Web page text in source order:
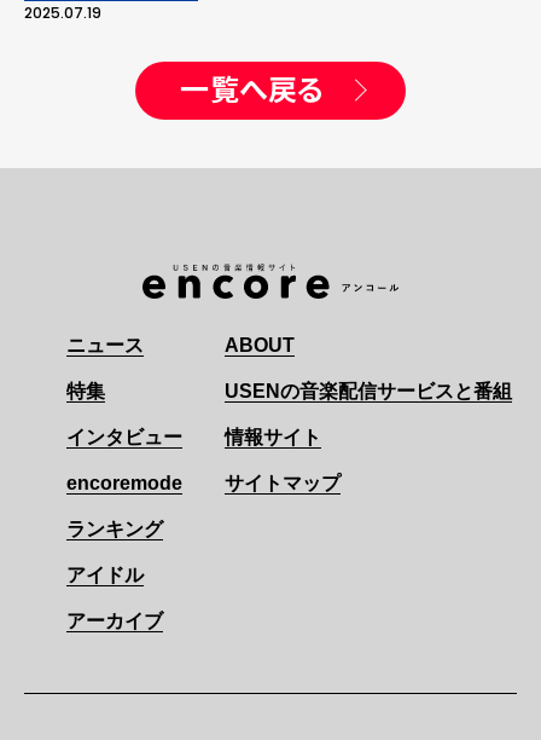
2025.07.19
一覧へ戻る
ニュース
特集
インタビュー
encoremode
ランキング
アイドル
アーカイブ
ABOUT
USENの音楽配信サービスと番組
情報サイト
サイトマップ